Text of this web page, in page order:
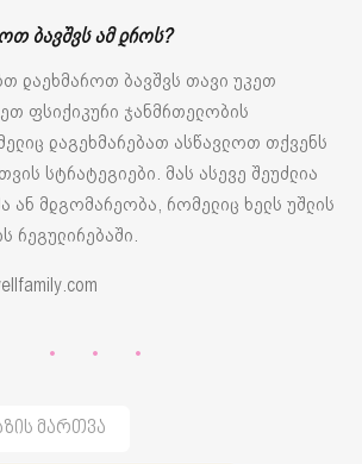
ბავშვს ამ დროს?
დაეხმაროთ ბავშვს თავი უკეთ
ფსიქიკური ჯანმრთელობის
დაგეხმარებათ ასწავლოთ თქვენს
სტრატეგიები. მას ასევე შეუძლია
ან მდგომარეობა, რომელიც ხელს უშლის
რეგულირებაში.
Მართვა